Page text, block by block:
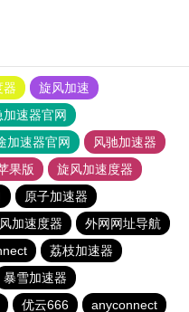
器
旋风加速
加速器官网
加速器官网
风驰加速器
果版
旋风加速度器
原子加速器
加速度器
外网网址导航
荔枝加速器
暴雪加速器
优云666 anyconnect